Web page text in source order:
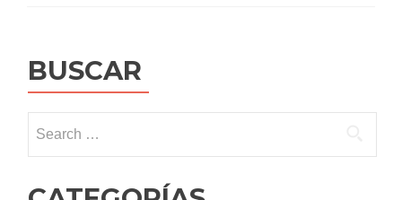
BUSCAR
for: